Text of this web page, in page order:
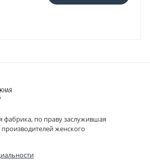
фабрика, по праву заслужившая
женского